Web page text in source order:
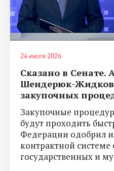
24 июля 2026
Сказано в Сенате.
Шендерюк-
закупочных
Закупочные
будут проходить
Федерации одобрил
контрактной системе
государственных и